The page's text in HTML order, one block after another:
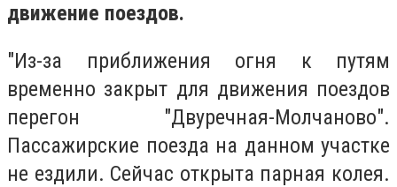
движение поездов.
"Из-за приближения огня к путям
временно закрыт для движения поездов
перегон "Двуречная-Молчаново".
Пассажирские поезда на данном участке
не ездили. Сейчас открыта парная колея.